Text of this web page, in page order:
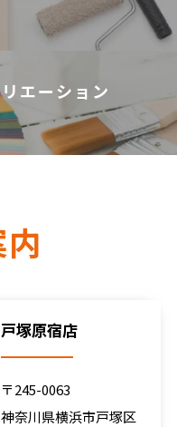
エーション
戸塚原宿店
〒245-0063
神奈川県横浜市戸塚区